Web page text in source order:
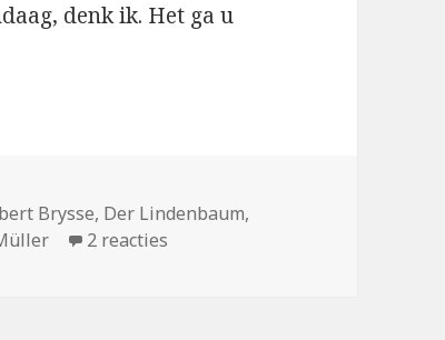
denk ik. Het ga u
Brysse, Der Lindenbaum,
2 reacties